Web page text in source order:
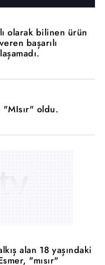
olarak bilinen ürün
başarılı
"MIsır" oldu.
alan 18 yaşındaki
"mısır"